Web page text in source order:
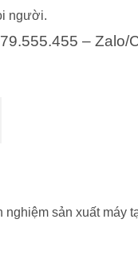
người.
– Zalo/
sản xuất máy